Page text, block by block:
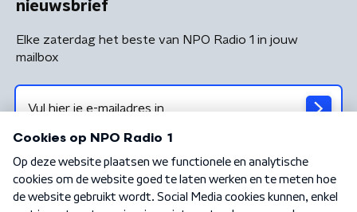
nieuwsbrief
Elke zaterdag het beste van NPO Radio 1 in jouw
mailbox
Algemene voorwaarden